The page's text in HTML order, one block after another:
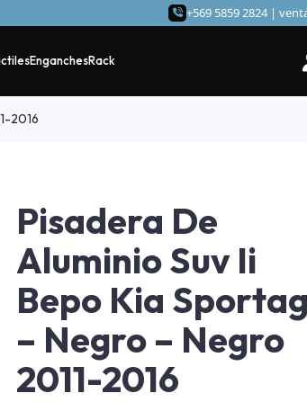
+569 5859 2824 |
EnganchesRack
2016
Pisadera De
Aluminio Suv Ii
Bepo Kia
– Negro – Negro
2011-2016